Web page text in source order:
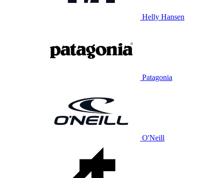
Helly Hansen
Patagonia
O'Neill